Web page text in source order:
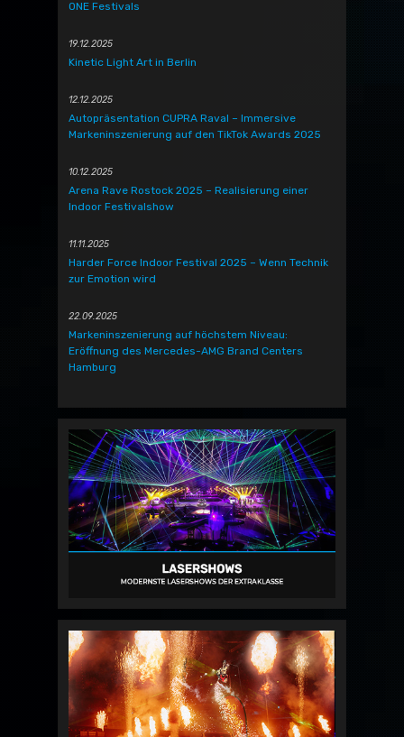
ONE Festivals
19.12.2025
Kinetic Light Art in Berlin
12.12.2025
Autopräsentation CUPRA Raval – Immersive
Markeninszenierung auf den TikTok Awards 2025
10.12.2025
Arena Rave Rostock 2025 – Realisierung einer
Indoor Festivalshow
11.11.2025
Harder Force Indoor Festival 2025 – Wenn Technik
zur Emotion wird
22.09.2025
Markeninszenierung auf höchstem Niveau:
Eröffnung des Mercedes-AMG Brand Centers
Hamburg